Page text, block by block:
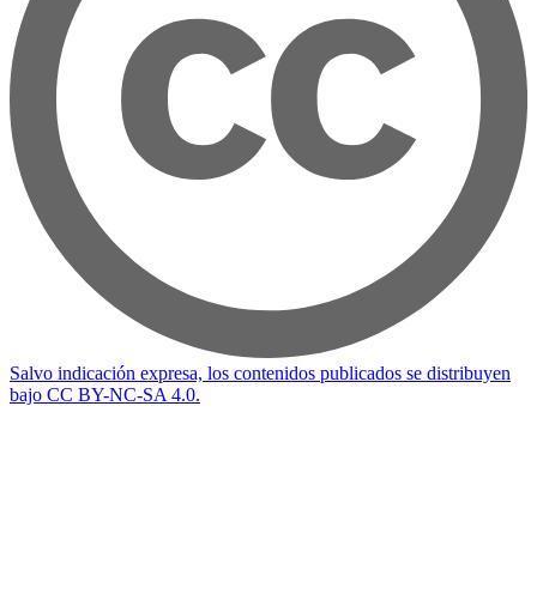
Salvo indicación expresa, los contenidos publicados se distribuyen
bajo CC BY-NC-SA 4.0.